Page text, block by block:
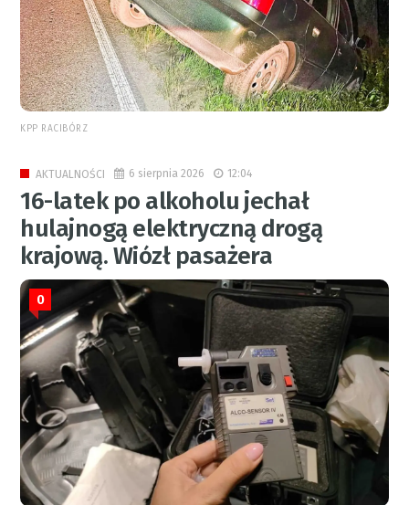
KPP RACIBÓRZ
AKTUALNOŚCI 6 sierpnia 2026 12:04
16-latek po alkoholu jechał
hulajnogą elektryczną drogą
krajową. Wiózł pasażera
0